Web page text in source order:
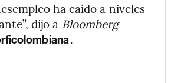
ha caído a niveles
dijo a Bloomberg
.